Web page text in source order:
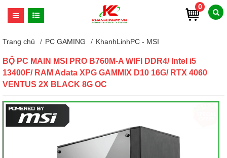
0
Trang chủ PC GAMING KhanhLinhPC - MSI
BỘ PC MAIN MSI PRO B760M-A WIFI DDR4/ Intel i5
13400F/ RAM Adata XPG GAMMIX D10 16G/ RTX 4060
VENTUS 2X BLACK 8G OC